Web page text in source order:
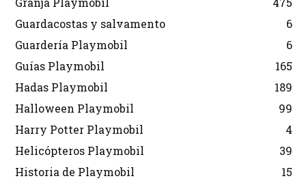
Guardacostas y salvamento
6
Guardería Playmobil
6
Guías Playmobil
165
Hadas Playmobil
189
Halloween Playmobil
99
Harry Potter Playmobil
4
Helicópteros Playmobil
39
Historia de Playmobil
15